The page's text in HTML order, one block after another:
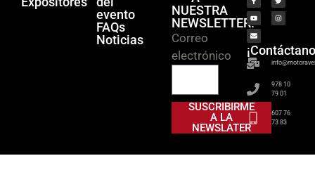
evento
FAQs
Noticias
NUESTRA
NEWSLETTER!
Correo
electrónico
SUSCRIBIRME
A LA
NEWSLATER
978 10
79 01
607 76
73 83